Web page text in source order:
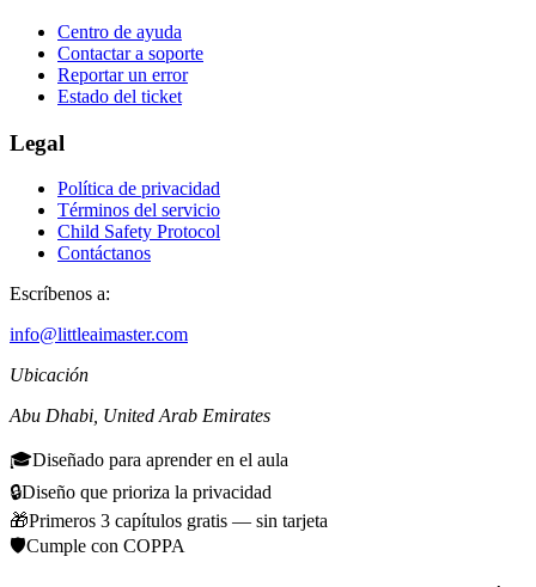
Centro de ayuda
Contactar a soporte
Reportar un error
Estado del ticket
Legal
Política de privacidad
Términos del servicio
Child Safety Protocol
Contáctanos
Escríbenos a:
info@littleaimaster.com
Ubicación
Abu Dhabi United Arab Emirates
🎓Diseñado para aprender en el aula
🔒Diseño que prioriza la privacidad
🎁Primeros 3 capítulos gratis — sin tarjeta
🛡️Cumple con COPPA